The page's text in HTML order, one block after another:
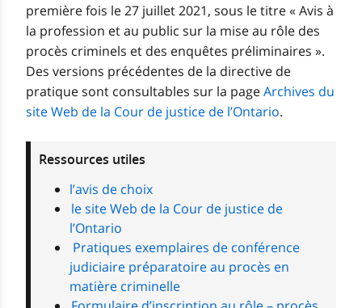
première fois le 27 juillet 2021, sous le titre « Avis à
la profession et au public sur la mise au rôle des
procès criminels et des enquêtes préliminaires ».
Des versions précédentes de la directive de
pratique sont consultables sur la pageArchives du
site Web de la Cour de justice de l’Ontario.
Ressources utiles
l’avis de choix
le site Web de la Cour de justice de
l’Ontario
Pratiques exemplaires de conférence
judiciaire préparatoire au procès en
matière criminelle